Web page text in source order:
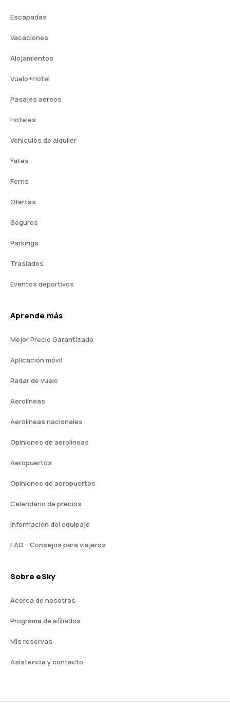
Escapadas
Vacaciones
Alojamientos
Vuelo+Hotel
Pasajes aéreos
Hoteles
Vehículos de alquiler
Yates
Ferris
Ofertas
Seguros
Parkings
Traslados
Eventos deportivos
Aprende más
Mejor Precio Garantizado
Aplicación móvil
Radar de vuelo
Aerolíneas
Aerolíneas nacionales
Opiniones de aerolíneas
Aeropuertos
Opiniones de aeropuertos
Calendario de precios
Información del equipaje
FAQ - Consejos para viajeros
Sobre eSky
Acerca de nosotros
Programa de afiliados
Mis reservas
Asistencia y contacto